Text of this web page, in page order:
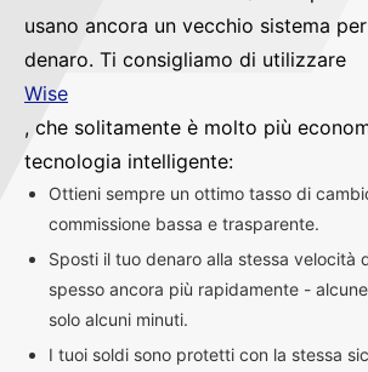
usano ancora un vecchio sistema
denaro. Ti consigliamo di utilizzare
Wise
, che solitamente è molto più
tecnologia intelligente:
Ottieni sempre un ottimo tasso di
commissione bassa e trasparente.
Sposti il tuo denaro alla stessa velocità
spesso ancora più rapidamente -
solo alcuni minuti.
I tuoi soldi sono protetti con la stessa